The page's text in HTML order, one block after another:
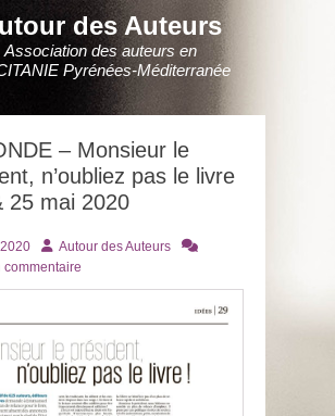
des Auteurs
Association des auteurs en
Pyrénées-Méditerranée
– Monsieur le
n’oubliez pas le livre
25 mai 2020
AuteurAutour des Auteurs
commentaire